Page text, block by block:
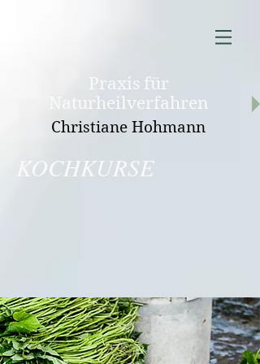
Praxis für
Naturheilverfahren
Christiane Hohmann
KOCHKURSE